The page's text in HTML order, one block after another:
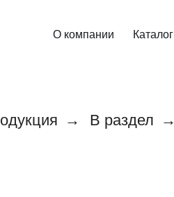
О компании Каталог
→ В раздел →